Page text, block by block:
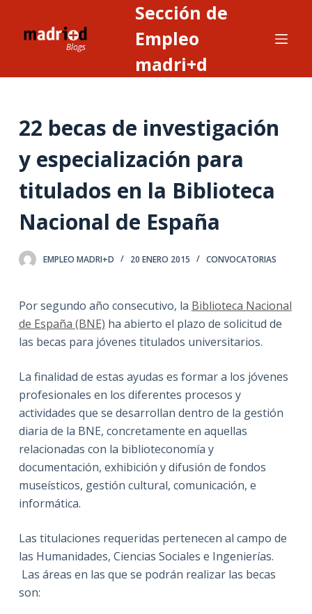
a
n
o
Sección de
Empleo
madri+d
22 becas de investigación
y especialización para
titulados en la Biblioteca
Nacional de España
EMPLEO MADRI+D 20 ENERO 2015 CONVOCATORIAS
Por segundo año consecutivo, la Biblioteca Nacional
de España (BNE) ha abierto el plazo de solicitud de
las becas para jóvenes titulados universitarios.
La finalidad de estas ayudas es formar a los jóvenes
profesionales en los diferentes procesos y
actividades que se desarrollan dentro de la gestión
diaria de la BNE, concretamente en aquellas
relacionadas con la biblioteconomía y
documentación, exhibición y difusión de fondos
museísticos, gestión cultural, comunicación, e
informática.
Las titulaciones requeridas pertenecen al campo de
las Humanidades, Ciencias Sociales e Ingenierías.
Las áreas en las que se podrán realizar las becas
son: